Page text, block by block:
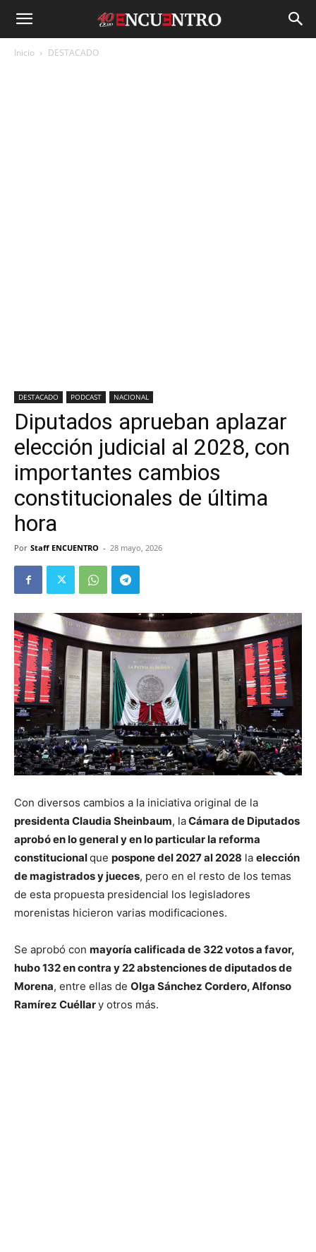
Inicio DESTACADO
DESTACADO PODCAST NACIONAL
Diputados aprueban aplazar
elección judicial al 2028, con
importantes cambios
constitucionales de última
hora
Por Staff ENCUENTRO - 28 mayo, 2026
Con diversos cambios a la iniciativa original de la
presidenta Claudia Sheinbaum, laCámara de Diputados
aprobó en lo general y en lo particular la reforma
constitucionalque pospone del 2027 al 2028 la elección
de magistrados y jueces, pero en el resto de los temas
de esta propuesta presidencial los legisladores
morenistas hicieron varias modificaciones.
Se aprobó con mayoría calificada de 322 votos a favor,
hubo 132 en contra y 22 abstenciones de diputados de
Morena, entre ellas de Olga Sánchez Cordero, Alfonso
Ramírez Cuéllary otros más.